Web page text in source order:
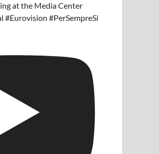
at the Media Center
#Eurovision #PerSempreSi